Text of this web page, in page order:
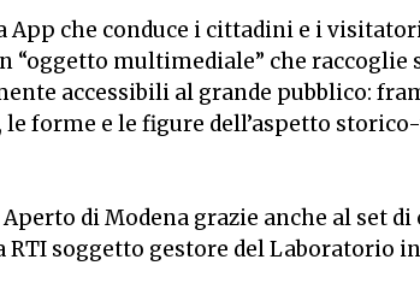
App che conduce i cittadini e i
“oggetto multimediale” che
accessibili al grande pubblico:
forme e le figure dell’aspetto
di Modena grazie anche al set
soggetto gestore del Laboratorio